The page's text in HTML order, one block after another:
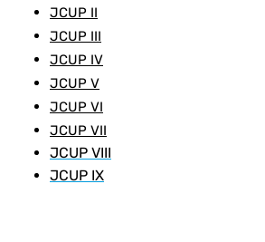
JCUP II
JCUP III
JCUP IV
JCUP V
JCUP VI
JCUP VII
JCUP VIII
JCUP IX